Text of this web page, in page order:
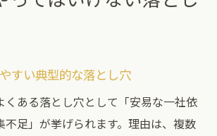
すい典型的な落とし穴
くある落とし穴として「安易な一社依
不足」が挙げられます。理由は、複数